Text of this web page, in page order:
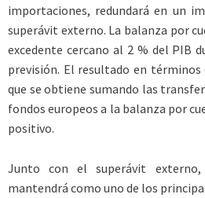
importaciones, redundará en un
superávit externo. La balanza por
excedente cercano al 2 % del PIB
previsión. El resultado en
que se obtiene sumando las
fondos europeos a la balanza por
positivo.
Junto con el superávit
mantendrá como uno de los